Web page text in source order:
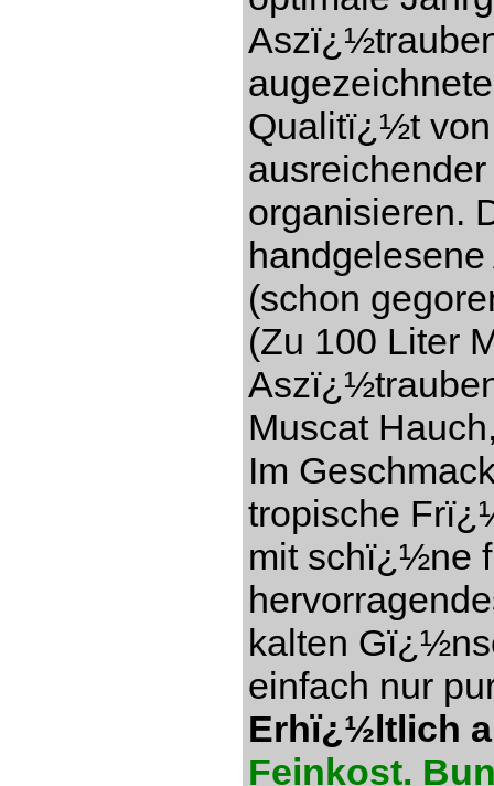
Qualitï¿½t
organisieren.
(schon
(Zu 100 Liter
Muscat
Im
tropische
mit schï¿½ne
kalten
einfach nur
Erhï¿½ltlich
Feinkost.